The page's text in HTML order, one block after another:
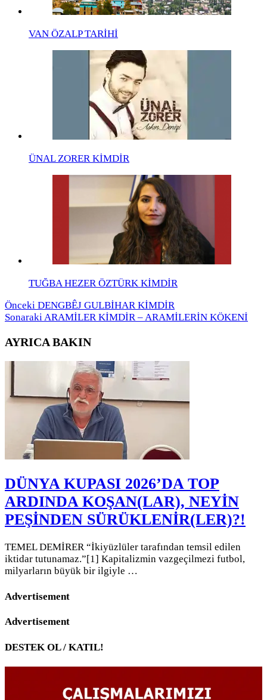
VAN ÖZALP TARİHİ
ÜNAL ZORER KİMDİR
TUĞBA HEZER ÖZTÜRK KİMDİR
Önceki DENGBÊJ GULBİHAR KİMDİR
SonarakiARAMİLER KİMDİR – ARAMİLERİN KÖKENİ
AYRICA BAKIN
DÜNYA KUPASI 2026’DA TOP
ARDINDA KOŞAN(LAR), NEYİN
PEŞİNDEN SÜRÜKLENİR(LER)?!
TEMEL DEMİRER “İkiyüzlüler tarafından temsil edilen
iktidar tutunamaz.”[1] Kapitalizmin vazgeçilmezi futbol,
milyarların büyük bir ilgiyle …
Advertisement
Advertisement
DESTEK OL / KATIL!